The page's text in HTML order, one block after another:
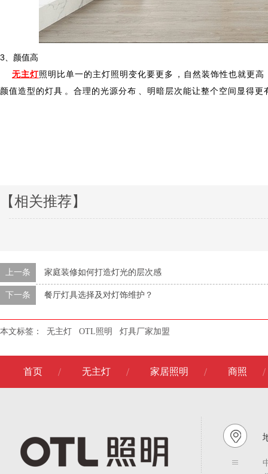
3、颜值高
无主灯照明比单一的主灯照明变化要更多，自然装饰性也就更高
颜值造型的灯具。合理的光源分布、明暗层次能让整个空间显得更
【相关推荐】
上一条 家庭装修如何打造灯光的层次感
下一条 餐厅灯具选择及对灯饰维护？
本文标签： 无主灯 OTL照明 灯具厂家加盟
首页 无主灯 家居照明 商照